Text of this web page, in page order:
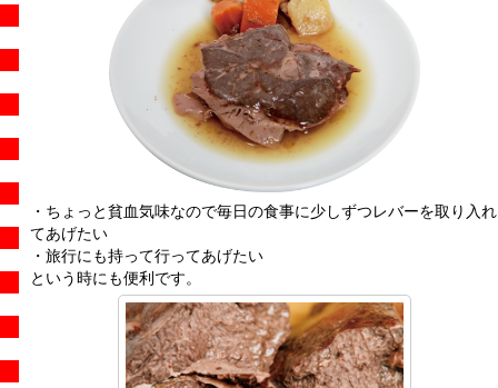
・ちょっと貧血気味なので毎日の食事に少しずつレバーを取り入れ
てあげたい
・旅行にも持って行ってあげたい
という時にも便利です。